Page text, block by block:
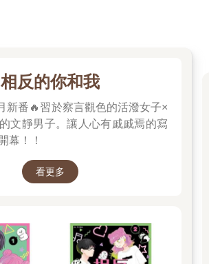
相反的你和我
新番🔥習於察言觀色的活潑女子×
文靜男子。讓人心有戚戚焉的寫
幕！！
看更多